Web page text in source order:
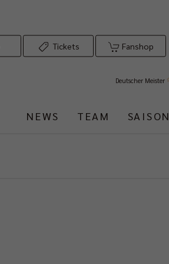
Tickets Fanshop
Deutscher Meister
NEWS TEAM SAISON